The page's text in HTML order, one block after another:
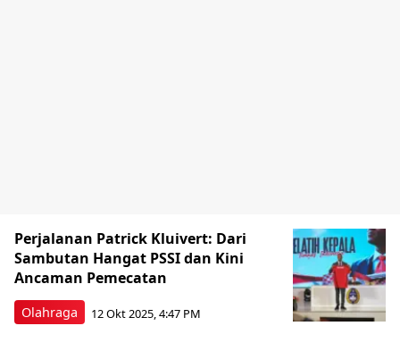
Olahraga
Perjalanan Patrick Kluivert: Dari
Sambutan Hangat PSSI dan Kini
Ancaman Pemecatan
12 Okt 2025, 4:47 PM